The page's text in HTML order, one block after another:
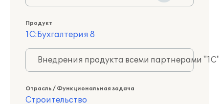
Продукт
1С:Бухгалтерия 8
Внедрения продукта всеми партнерами
Отрасль / Функциональная задача
Строительство